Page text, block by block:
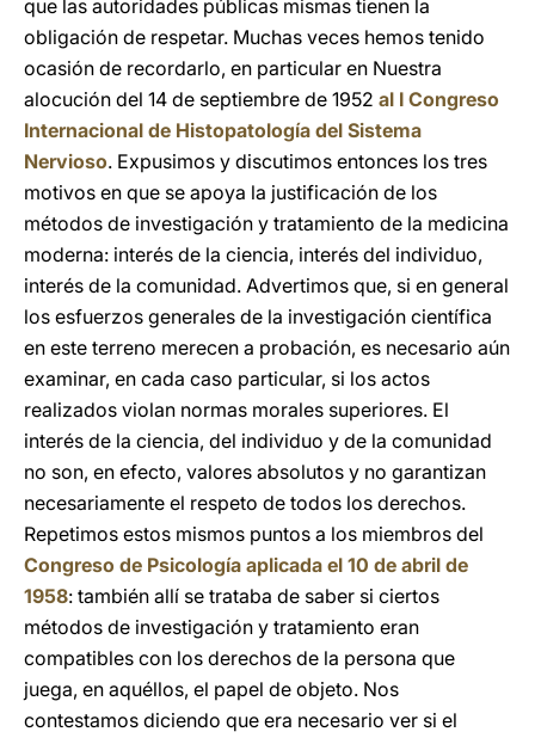
que las autoridades públicas mismas tienen la
obligación de respetar. Muchas veces hemos tenido
ocasión de recordarlo, en particular en Nuestra
alocución del 14 de septiembre de 1952 al I Congreso
Internacional de Histopatología del Sistema
Nervioso. Expusimos y discutimos entonces los tres
motivos en que se apoya la justificación de los
métodos de investigación y tratamiento de la medicina
moderna: interés de la ciencia, interés del individuo,
interés de la comunidad. Advertimos que, si en general
los esfuerzos generales de la investigación científica
en este terreno merecen a probación, es necesario aún
examinar, en cada caso particular, si los actos
realizados violan normas morales superiores. El
interés de la ciencia, del individuo y de la comunidad
no son, en efecto, valores absolutos y no garantizan
necesariamente el respeto de todos los derechos.
Repetimos estos mismos puntos a los miembros del
Congreso de Psicología aplicada el 10 de abril de
1958: también allí se trataba de saber si ciertos
métodos de investigación y tratamiento eran
compatibles con los derechos de la persona que
juega, en aquéllos, el papel de objeto. Nos
contestamos diciendo que era necesario ver si el